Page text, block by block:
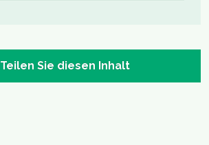
Teilen Sie diesen Inhalt